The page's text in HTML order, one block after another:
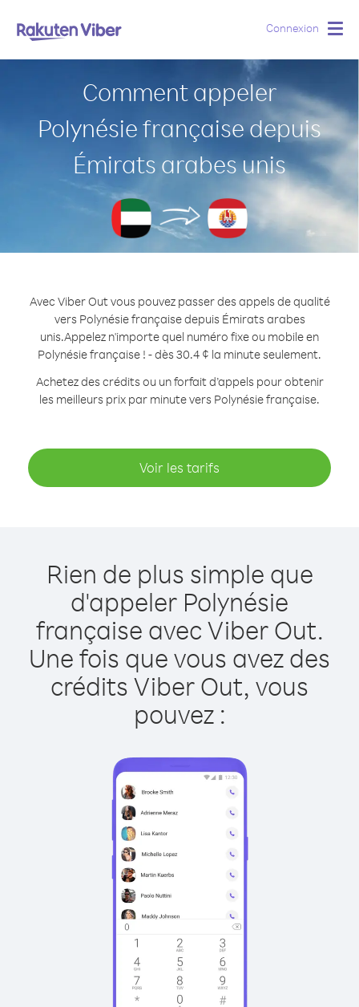
Connexion
Comment appeler
Polynésie française depuis
Émirats arabes unis
Avec Viber Out vous pouvez passer des appels de qualité
vers Polynésie française depuis Émirats arabes
unis.Appelez n'importe quel numéro fixe ou mobile en
Polynésie française ! - dès 30.4 ¢ la minute seulement.
Achetez des crédits ou un forfait d’appels pour obtenir
les meilleurs prix par minute vers Polynésie française.
Voir les tarifs
Rien de plus simple que
d'appeler Polynésie
française avec Viber Out.
Une fois que vous avez des
crédits Viber Out, vous
pouvez :